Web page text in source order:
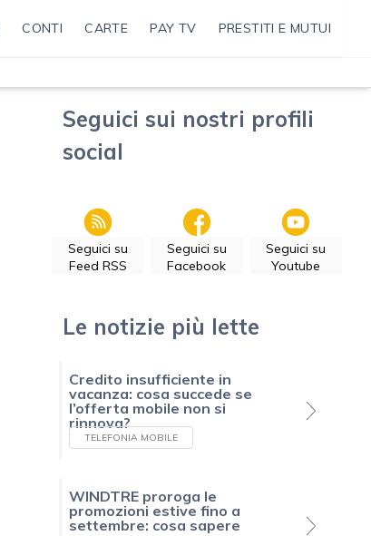
CONTI CARTE PAY TV PRESTITI E MUTUI
Seguici sui nostri profili
social
Seguici su
Feed RSS
Seguici su
Facebook
Seguici su
Youtube
Le notizie più lette
Credito insufficiente in
vacanza: cosa succede se
l’offerta mobile non si
rinnova?
TELEFONIA MOBILE
WINDTRE proroga le
promozioni estive fino a
settembre: cosa sapere